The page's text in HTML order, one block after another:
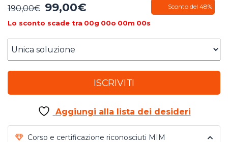
190,00€ Il
prezzo
era:
190,00€.
99,00€Il
attuale
è:
Sconto del 48%
Lo sconto scade tra 00g 00o 00m 00s
ISCRIVITI
Aggiungi alla lista dei desideri
Corso e certificazione riconosciuti MIM